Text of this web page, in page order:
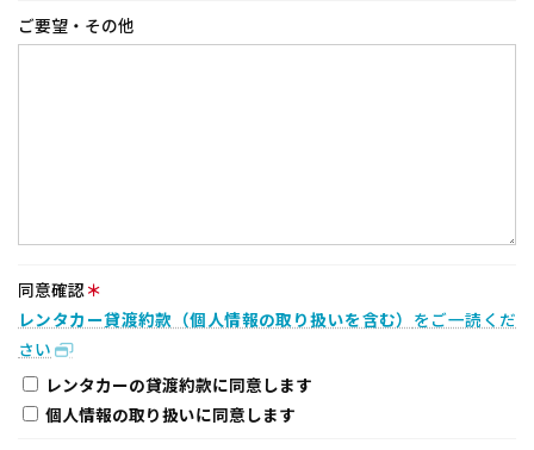
ご要望・その他
同意確認＊
レンタカー貸渡約款（個人情報の取り扱いを含む） をご一読くだ
さい
レンタカーの貸渡約款に同意します
個人情報の取り扱いに同意します